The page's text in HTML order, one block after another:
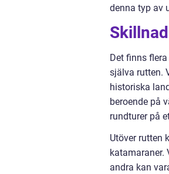
denna typ av
Det finns
själva rutten.
historiska
beroende på
rundturer på
Utöver rutten
katamaraner.
andra kan